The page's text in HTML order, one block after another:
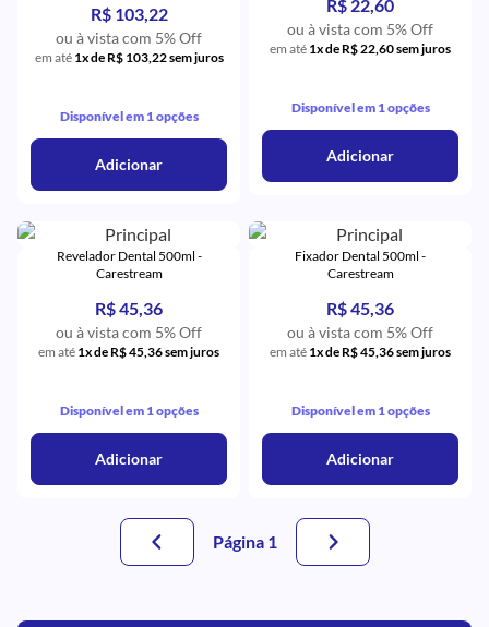
R$ 103,22
ou à vista com 5% Off
em até 1x de R$ 103,22 sem juros
Disponível em 1 opções
Adicionar
R$ 22,60
ou à vista com 5% Off
em até 1x de R$ 22,60 sem juros
Disponível em 1 opções
Adicionar
Revelador Dental 500ml -
Carestream
R$ 45,36
ou à vista com 5% Off
em até 1x de R$ 45,36 sem juros
Disponível em 1 opções
Adicionar
Fixador Dental 500ml -
Carestream
R$ 45,36
ou à vista com 5% Off
em até 1x de R$ 45,36 sem juros
Disponível em 1 opções
Adicionar
Página 1